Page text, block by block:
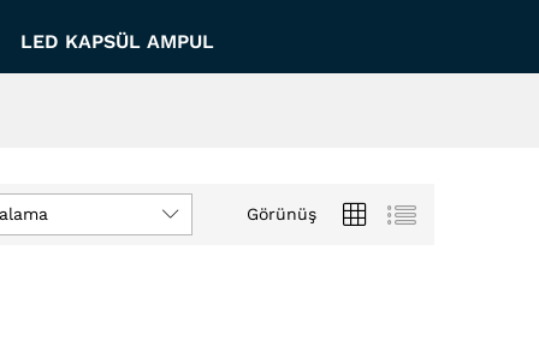
LED KAPSÜL AMPUL
Görünüş